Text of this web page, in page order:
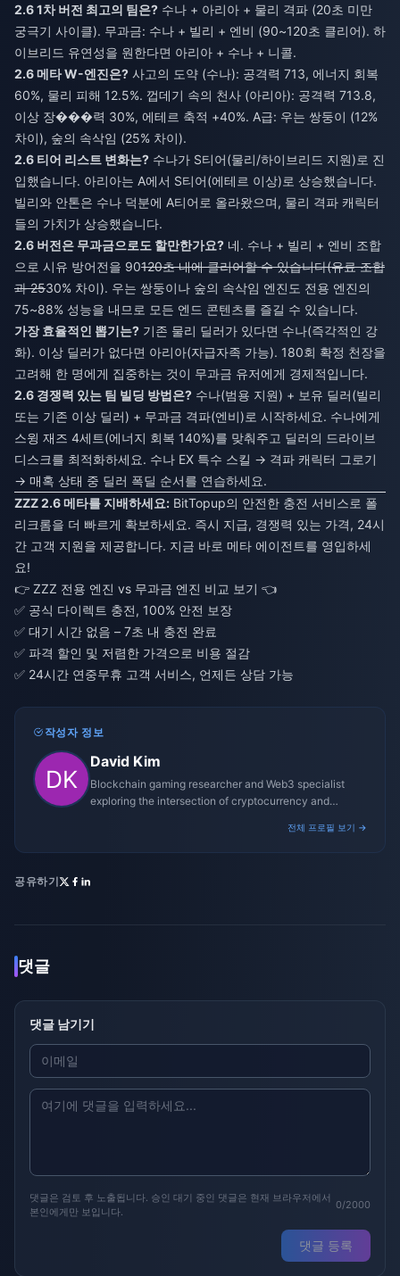
2.6 1차 버전 최고의 팀은? 수나 + 아리아 + 물리 격파 (20초 미만
궁극기 사이클). 무과금: 수나 + 빌리 + 엔비 (90~120초 클리어). 하
이브리드 유연성을 원한다면 아리아 + 수나 + 니콜.
2.6 메타 W-엔진은? 사고의 도약 (수나): 공격력 713, 에너지 회복
60%, 물리 피해 12.5%. 껍데기 속의 천사 (아리아): 공격력 713.8,
이상 장���력 30%, 에테르 축적 +40%. A급: 우는 쌍둥이 (12%
차이), 숲의 속삭임 (25% 차이).
2.6 티어 리스트 변화는? 수나가 S티어(물리/하이브리드 지원)로 진
입했습니다. 아리아는 A에서 S티어(에테르 이상)로 상승했습니다.
빌리와 안톤은 수나 덕분에 A티어로 올라왔으며, 물리 격파 캐릭터
들의 가치가 상승했습니다.
2.6 버전은 무과금으로도 할만한가요? 네. 수나 + 빌리 + 엔비 조합
으로 시유 방어전을 90120초 내에 클리어할 수 있습니다(유료 조합
과 2530% 차이). 우는 쌍둥이나 숲의 속삭임 엔진도 전용 엔진의
75~88% 성능을 내므로 모든 엔드 콘텐츠를 즐길 수 있습니다.
가장 효율적인 뽑기는? 기존 물리 딜러가 있다면 수나(즉각적인 강
화). 이상 딜러가 없다면 아리아(자급자족 가능). 180회 확정 천장을
고려해 한 명에게 집중하는 것이 무과금 유저에게 경제적입니다.
2.6 경쟁력 있는 팀 빌딩 방법은? 수나(범용 지원) + 보유 딜러(빌리
또는 기존 이상 딜러) + 무과금 격파(엔비)로 시작하세요. 수나에게
스윙 재즈 4세트(에너지 회복 140%)를 맞춰주고 딜러의 드라이브
디스크를 최적화하세요. 수나 EX 특수 스킬 → 격파 캐릭터 그로기
→ 매혹 상태 중 딜러 폭딜 순서를 연습하세요.
ZZZ 2.6 메타를 지배하세요: BitTopup의 안전한 충전 서비스로 폴
리크롬을 더 빠르게 확보하세요. 즉시 지급, 경쟁력 있는 가격, 24시
간 고객 지원을 제공합니다. 지금 바로 메타 에이전트를 영입하세
요!
👉 ZZZ 전용 엔진 vs 무과금 엔진 비교 보기 👈
✅ 공식 다이렉트 충전, 100% 안전 보장
✅ 대기 시간 없음 – 7초 내 충전 완료
✅ 파격 할인 및 저렴한 가격으로 비용 절감
✅ 24시간 연중무휴 고객 서비스, 언제든 상담 가능
작성자 정보
David Kim
Blockchain gaming researcher and Web3 specialist
exploring the intersection of cryptocurrency and
전체 프로필 보기 →
공유하기
댓글
댓글 남기기
댓글은 검토 후 노출됩니다. 승인 대기 중인 댓글은 현재 브라우저에서
본인에게만 보입니다.
0/2000
댓글 등록